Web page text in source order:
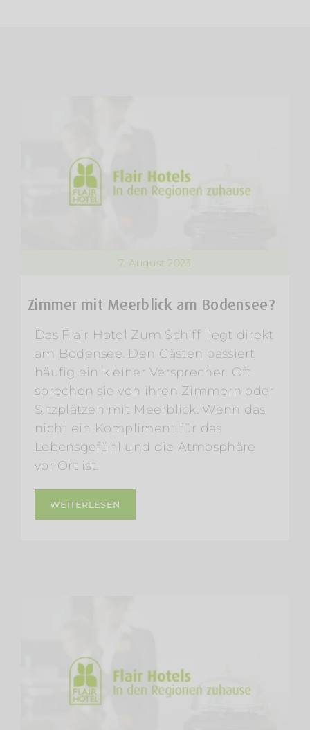
7. August 2023
Zimmer mit Meerblick am Bodensee?
Das Flair Hotel Zum Schiff liegt direkt
am Bodensee. Den Gästen passiert
häufig ein kleiner Versprecher. Oft
sprechen sie von ihren Zimmern oder
Sitzplätzen mit Meerblick. Wenn das
nicht ein Kompliment für das
Lebensgefühl und die Atmosphäre
vor Ort ist.
WEITERLESEN